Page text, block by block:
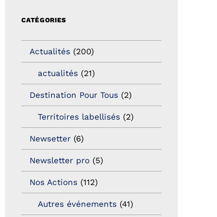
CATÉGORIES
Actualités (200)
actualités (21)
Destination Pour Tous (2)
Territoires labellisés (2)
Newsetter (6)
Newsletter pro (5)
Nos Actions (112)
Autres événements (41)